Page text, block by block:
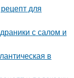
для
с салом и
в